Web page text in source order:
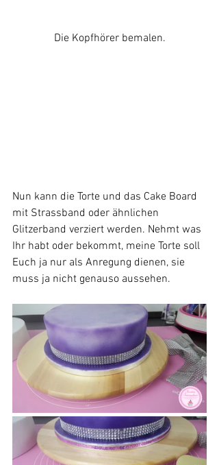
Die Kopfhörer bemalen.
Nun kann die Torte und das Cake Board
mit Strassband oder ähnlichen
Glitzerband verziert werden. Nehmt was
Ihr habt oder bekommt, meine Torte soll
Euch ja nur als Anregung dienen, sie
muss ja nicht genauso aussehen.